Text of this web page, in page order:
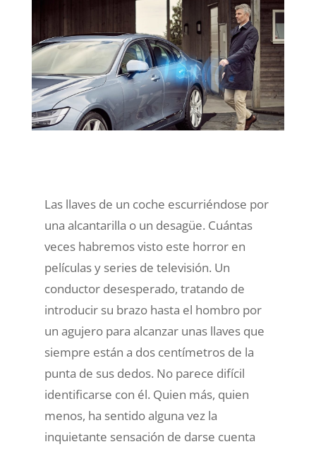
Las llaves de un coche escurriéndose por
una alcantarilla o un desagüe. Cuántas
veces habremos visto este horror en
películas y series de televisión. Un
conductor desesperado, tratando de
introducir su brazo hasta el hombro por
un agujero para alcanzar unas llaves que
siempre están a dos centímetros de la
punta de sus dedos. No parece difícil
identificarse con él. Quien más, quien
menos, ha sentido alguna vez la
inquietante sensación de darse cuenta